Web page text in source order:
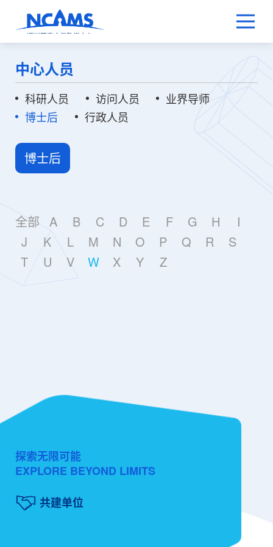
中心人员
科研人员 访问人员
业界导师
博士后
行政人员
博士后
全部 A B C D E F G H
I
J
K L M N O P Q R
S
T
U V W X Y Z
探索无限可能
EXPLORE BEYOND LIMITS
共建单位